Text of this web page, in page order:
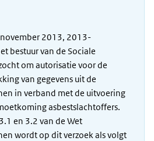
2013, 2013-
bestuur van de Sociale
om autorisatie voor de
van gegevens uit de
in verband met de uitvoering
asbestslachtoffers.
en 3.2 van de Wet
wordt op dit verzoek als volgt